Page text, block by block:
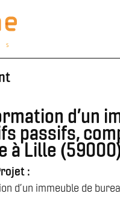
d’un
passifs,
à Lille
:
d’un immeuble de